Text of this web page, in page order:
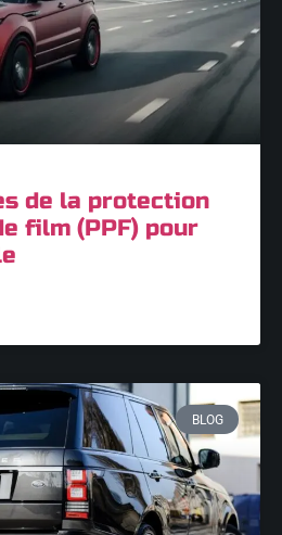
de la protection
film (PPF) pour
BLOG